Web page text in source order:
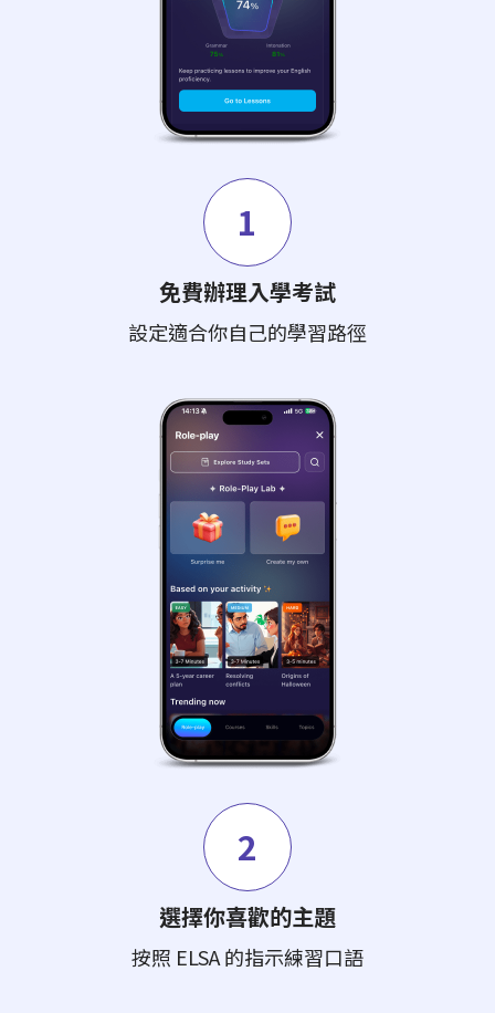
1
免費辦理入學考試
設定適合你自己的學習路徑
2
選擇你喜歡的主題
按照 ELSA 的指示練習口語